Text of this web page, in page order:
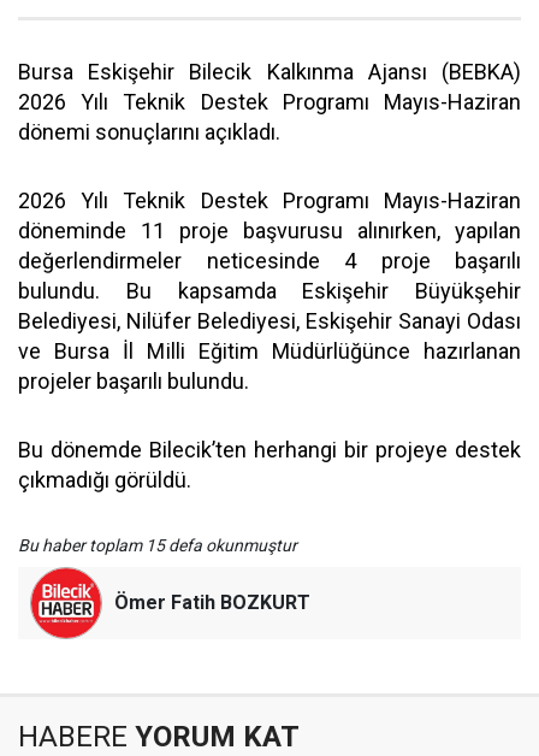
Bursa Eskişehir Bilecik Kalkınma Ajansı (BEBKA)
2026 Yılı Teknik Destek Programı Mayıs-Haziran
dönemi sonuçlarını açıkladı.
2026 Yılı Teknik Destek Programı Mayıs-Haziran
döneminde 11 proje başvurusu alınırken, yapılan
değerlendirmeler neticesinde 4 proje başarılı
bulundu. Bu kapsamda Eskişehir Büyükşehir
Belediyesi, Nilüfer Belediyesi, Eskişehir Sanayi Odası
ve Bursa İl Milli Eğitim Müdürlüğünce hazırlanan
projeler başarılı bulundu.
Bu dönemde Bilecik’ten herhangi bir projeye destek
çıkmadığı görüldü.
Bu haber toplam 15 defa okunmuştur
Ömer Fatih BOZKURT
HABERE YORUM KAT